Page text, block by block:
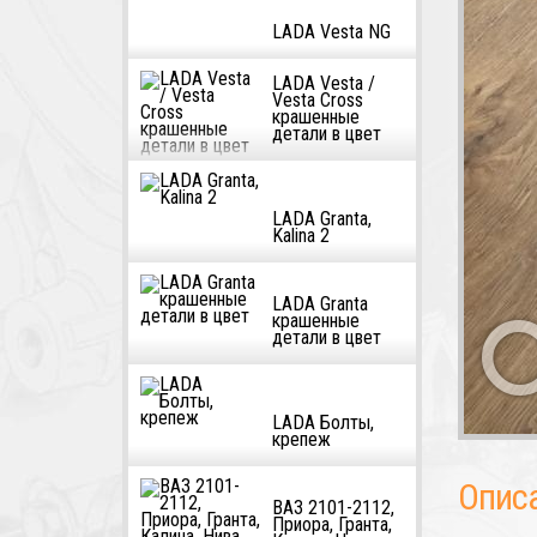
LADA Vesta NG
LADA Vesta /
Vesta Cross
крашенные
детали в цвет
LADA Granta,
Kalina 2
LADA Granta
крашенные
детали в цвет
LADA Болты,
крепеж
ВАЗ 2101-2112,
Приора, Гранта,